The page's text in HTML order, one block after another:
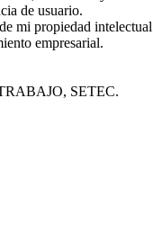
de usuario.
mi propiedad
empresarial.
SETEC.